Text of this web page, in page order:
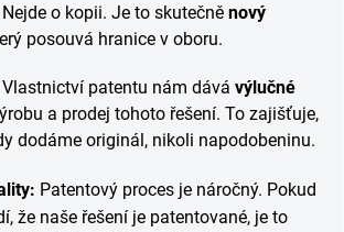
Nejde o kopii. Je to skutečně nový
posouvá hranice v oboru.
Vlastnictví patentu nám dává výlučné
a prodej tohoto řešení. To zajišťuje,
dodáme originál, nikoli napodobeninu.
Patentový proces je náročný. Pokud
že naše řešení je patentované, je to